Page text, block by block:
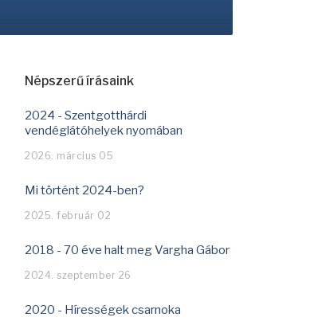
Népszerű írásaink
2024 - Szentgotthárdi
vendéglátóhelyek nyomában
2026. március 05
Mi történt 2024-ben?
2025. február 02
2018 - 70 éve halt meg Vargha Gábor
2024. szeptember 26
2020 - Hírességek csarnoka